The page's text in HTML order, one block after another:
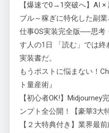
【爆速で0→1突破へ】AI
ブル～稼ぎに特化した副
仕事OS実装完全版──思考
す人の1日 「読む」では
実装書だ。
もうポストに悩まない！
ト量産術』
【初心者OK!】Midjourney
ンプト全公開！【豪華3大
【２大特典付き】業界最